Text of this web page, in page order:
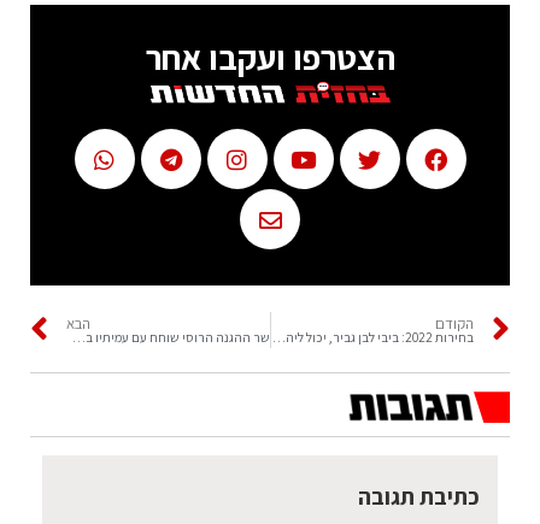
הצטרפו ועקבו אחר
הקודם הבא
כתיבת תגובה